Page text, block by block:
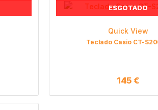
ESGOTADO
Quick View
Teclado Casio CT-
145€